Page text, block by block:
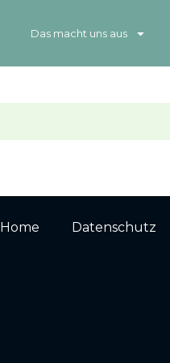
Das macht uns aus
Home Datenschutz